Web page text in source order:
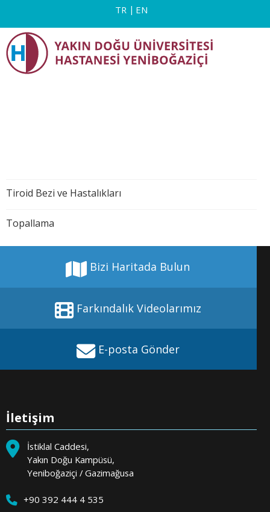
TR EN
Tiroid Bezi ve Hastalıkları
Topallama
Bizi Haritada Bulun
Randevu Al
Farkındalık Videolarımız
E-posta Gönder
İletişim
İstiklal Caddesi,
Yakın Doğu Kampüsü,
Yeniboğaziçi / Gazimağusa
+90 392 444 4 535